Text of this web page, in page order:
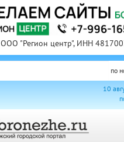
ООО "Регион центр", ИНН
по
10